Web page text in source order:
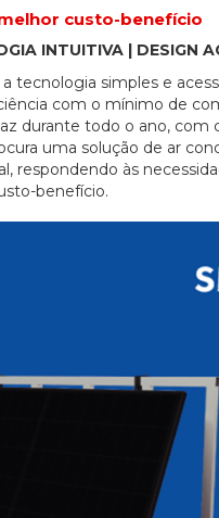
custo-benefício
INTUITIVA | DESIGN
tecnologia simples e
com o mínimo de
durante todo o ano,
uma solução de ar
respondendo às
benefício.